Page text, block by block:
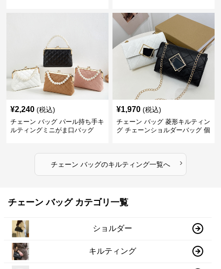
¥2,240 (税込)
チェーン バッグ パール持ち手キ
ルティングミニがま口バッグ
¥1,970 (税込)
チェーン バッグ 菱形キルティン
グ チェーンショルダーバッグ 個
チェーン バッグのキルティング一覧へ ›
チェーン バッグ カテゴリ一覧
ショルダー
キルティング